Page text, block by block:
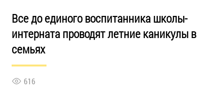
Все до единого воспитанника школы-
интерната проводят летние каникулы в
семьях
616